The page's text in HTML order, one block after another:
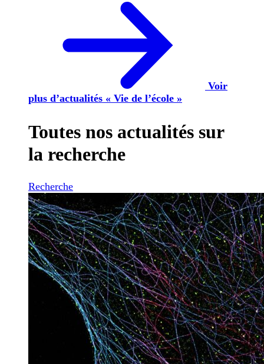
Voir
plus d’actualités « Vie de l’école »
Toutes nos actualités sur
la recherche
Recherche